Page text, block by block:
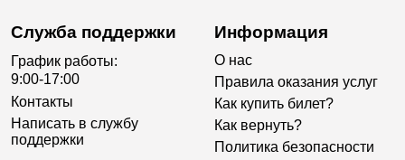
Служба поддержки
График работы:
9:00-17:00
Контакты
Написать в службу
поддержки
Информация
О нас
Правила оказания услуг
Как купить билет?
Как вернуть?
Политика безопасности